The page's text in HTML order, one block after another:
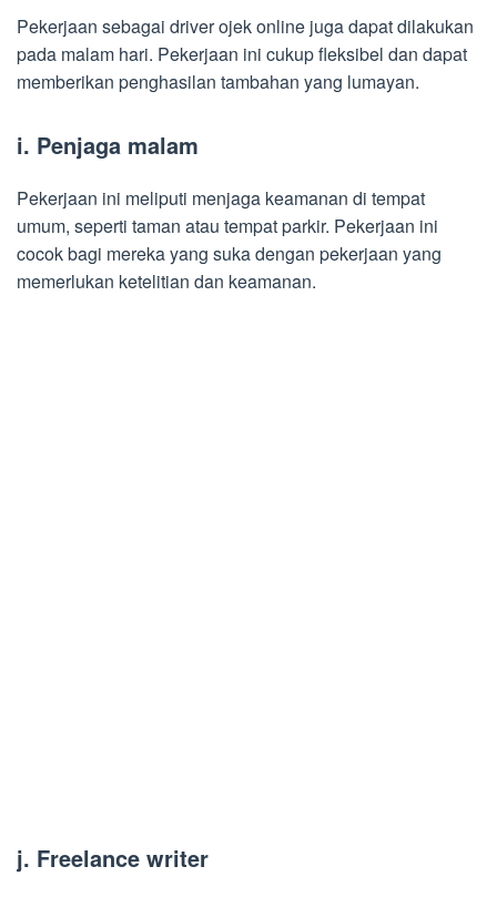
Pekerjaan sebagai driver ojek online juga dapat dilakukan
pada malam hari. Pekerjaan ini cukup fleksibel dan dapat
memberikan penghasilan tambahan yang lumayan.
i. Penjaga malam
Pekerjaan ini meliputi menjaga keamanan di tempat
umum, seperti taman atau tempat parkir. Pekerjaan ini
cocok bagi mereka yang suka dengan pekerjaan yang
memerlukan ketelitian dan keamanan.
j. Freelance writer